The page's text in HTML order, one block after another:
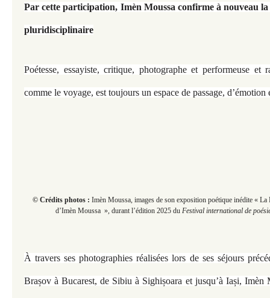
Par cette participation, Imèn Moussa confirme à nouveau
pluridisciplinaire
Poétesse, essayiste, critique, photographe et performeuse et
comme le voyage, est toujours un espace de passage, d’émotion
© Crédits photos : Imèn Moussa, images de son exposition poétique inédite « La
d’Imèn Moussa », durantl’édition 2025 du Festival international de
À travers ses photographies réalisées lors de ses séjours
Brașov à Bucarest, de Sibiu à Sighișoara et jusqu’à Iași, Imèn